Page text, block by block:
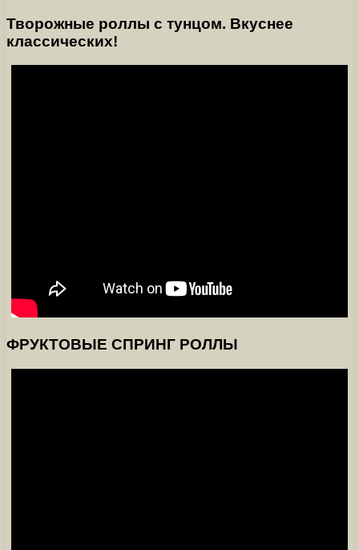
Творожные роллы с тунцом. Вкуснее
классических!
ФРУКТОВЫЕ СПРИНГ РОЛЛЫ